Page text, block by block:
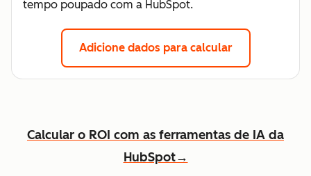
tempo poupado com a HubSpot.
Adicione dados para calcular
Calcular o ROI com as ferramentas de IA da
HubSpot→